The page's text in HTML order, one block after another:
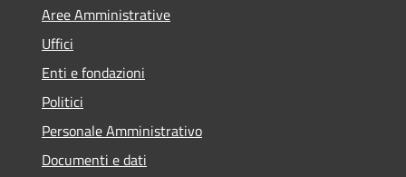
Aree Amministrative
Uffici
Enti e fondazioni
Politici
Personale Amministrativo
Documenti e dati